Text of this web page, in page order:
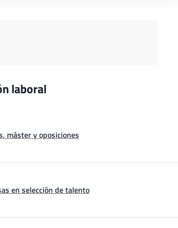
laboral
máster y oposiciones
en selección de talento